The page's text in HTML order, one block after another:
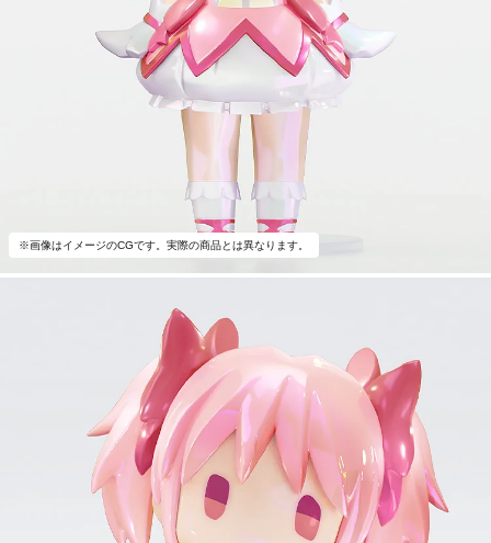
※画像はイメージのCGです。実際の商品とは異なります。